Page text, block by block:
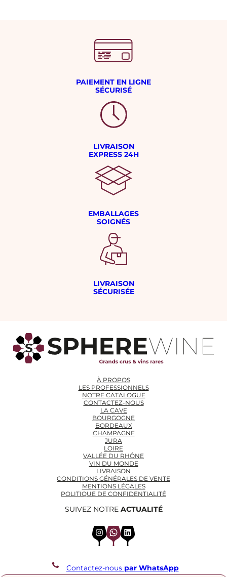
PAIEMENT EN LIGNE
SÉCURISÉ
LIVRAISON
EXPRESS 24H
EMBALLAGES
SOIGNÉS
LIVRAISON
SÉCURISÉE
À PROPOS
LES PROFESSIONNELS
NOTRE CATALOGUE
CONTACTEZ-NOUS
LA CAVE
BOURGOGNE
BORDEAUX
CHAMPAGNE
JURA
LOIRE
VALLÉE DU RHÔNE
VIN DU MONDE
LIVRAISON
CONDITIONS GÉNÉRALES DE VENTE
MENTIONS LÉGALES
POLITIQUE DE CONFIDENTIALITÉ
SUIVEZ NOTRE ACTUALITÉ
InstagramWhatsApp LinkedIn
Contactez-nous par WhatsApp